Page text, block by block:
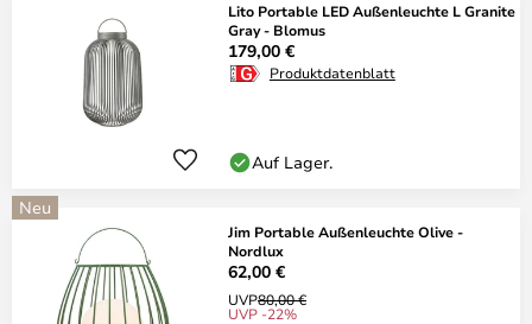
Lito Portable LED Außenleuchte L Granite
Gray - Blomus
179,00 €
Produktdatenblatt
Auf Lager.
Neu
Jim Portable Außenleuchte Olive -
Nordlux
62,00 €
UVP80,00 €
UVP -22%